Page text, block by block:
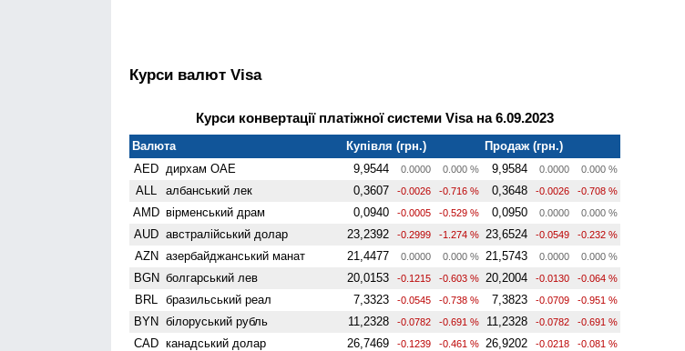
Курси валют Visa
Курси конвертації платіжної системи Visa на 6.09.2023
Валюта Купівля (грн.)
Продаж (грн.)
AED дирхам ОАЕ 9,9544 0.0000 0.000 % 9,9584 0.0000 0.000 %
ALL албанський лек 0,3607 -0.0026 -0.716 % 0,3648 -0.0026 -0.708 %
AMD вiрменський драм 0,0940 -0.0005 -0.529 % 0,0950 0.0000 0.000 %
AUD австралійський долар 23,2392 -0.2999 -1.274 % 23,6524 -0.0549 -0.232 %
AZN азербайджанський манат 21,4477 0.0000 0.000 % 21,5743 0.0000 0.000 %
BGN болгарський лев 20,0153 -0.1215 -0.603 % 20,2004 -0.0130 -0.064 %
BRL бразильський реал 7,3323 -0.0545 -0.738 % 7,3823 -0.0709 -0.951 %
BYN білоруський рубль 11,2328 -0.0782 -0.691 % 11,2328 -0.0782 -0.691 %
CAD канадський долар 26,7469 -0.1239 -0.461 % 26,9202 -0.0218 -0.081 %